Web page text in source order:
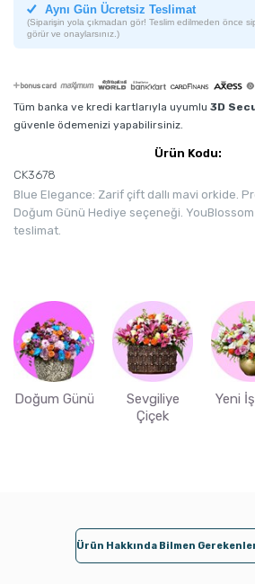
Aynı Gün Ücretsiz Teslimat
(Siparişin yola çıkmadan gör! Teslim edilmeden önce
görür ve onaylarsınız.)
Tüm banka ve kredi kartlarıyla uyumlu 3D
güvenle ödemenizi yapabilirsiniz.
Ürün Kodu:
CK3678
Blue Elegance: Zarif çift dallı mavi orkide.
Doğum Günü Hediye seçeneği.
teslimat.
Doğum Günü
Sevgiliye
Çiçek
Yeni
Ürün Hakkında Bilmen